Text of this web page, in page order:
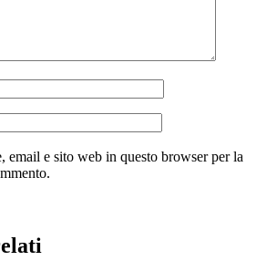
email e sito web in questo browser per la